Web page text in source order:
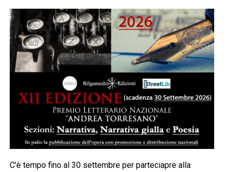
C’è tempo fino al 30 settembre per parteciapre alla